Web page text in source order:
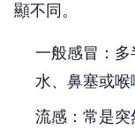
顯不同。
一般感冒：
水、鼻塞或喉
流感：常是